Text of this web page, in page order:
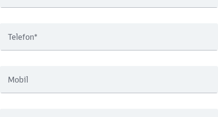
Telefon*
Mobil